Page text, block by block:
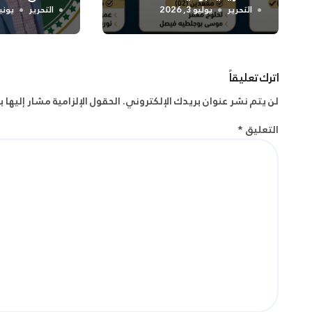
التحرير يوليو 3, 2026
واسعة
الجسدية
التحرير يونيو
اترك تعليقاً
لن يتم نشر عنوان بريدك الإلكتروني.الحقول الإلزامية مشار إليها
التعليق*